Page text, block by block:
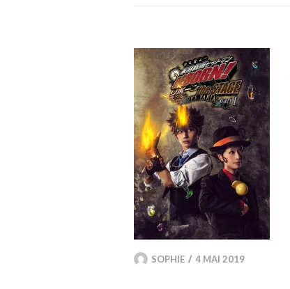
SOPHIE 4 MAI 2019